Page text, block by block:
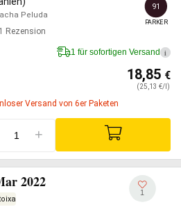
Peluda
1 Rezension
91
PARKER
1 für sofortigen Versand i
18,85 €
(25,13 €/l)
Versand von 6er Paketen
+
2022
1